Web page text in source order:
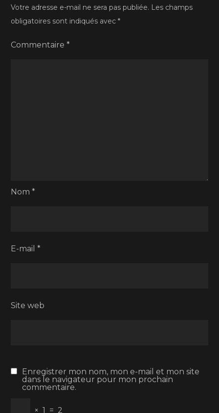
Votre adresse e-mail ne sera pas publiée. Les champs
obligatoires sont indiqués avec*
Commentaire*
Nom*
E-mail*
Site web
Enregistrer mon nom, mon e-mail et mon site
dans le navigateur pour mon prochain
commentaire.
× 1 = 2